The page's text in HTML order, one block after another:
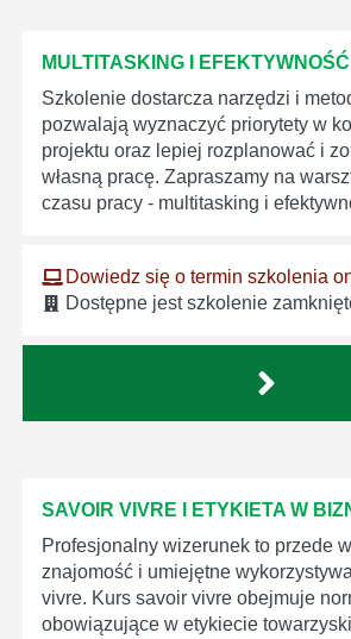
MULTITASKING I
Szkolenie dostarcza narzędzi i
pozwalają wyznaczyć priorytety w
projektu oraz lepiej rozplanować i
własną pracę. Zapraszamy na
czasu pracy - multitasking i
Dowiedz się o termin szkolenia
Dostępne jest szkolenie
SAVOIR VIVRE I ETYKIETA W
Profesjonalny wizerunek to przede
znajomość i umiejętne
vivre. Kurs savoir vivre obejmuje
obowiązujące w etykiecie